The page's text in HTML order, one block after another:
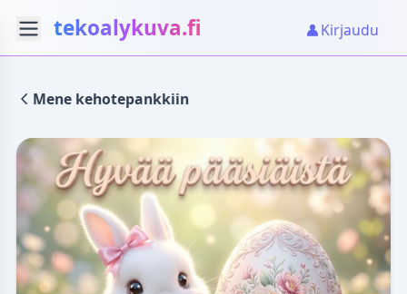
tekoalykuva.fi Kirjaudu
Mene kehotepankkiin